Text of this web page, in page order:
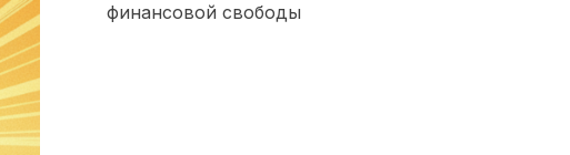
финансовой свободы